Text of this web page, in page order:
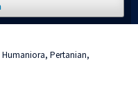
Humaniora, Pertanian,